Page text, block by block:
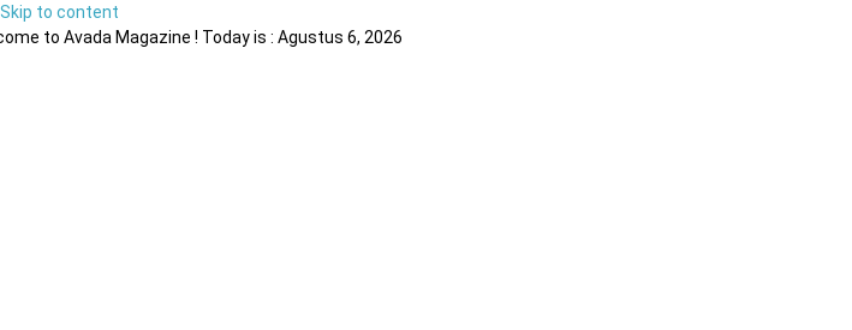
Skip to content
to Avada Magazine ! Today is : Agustus 6, 2026